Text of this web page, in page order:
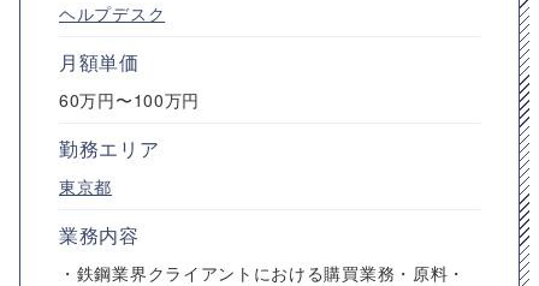
ヘルプデスク
月額単価
60万円〜100万円
勤務エリア
東京都
業務内容
・鉄鋼業界クライアントにおける購買業務・原料・